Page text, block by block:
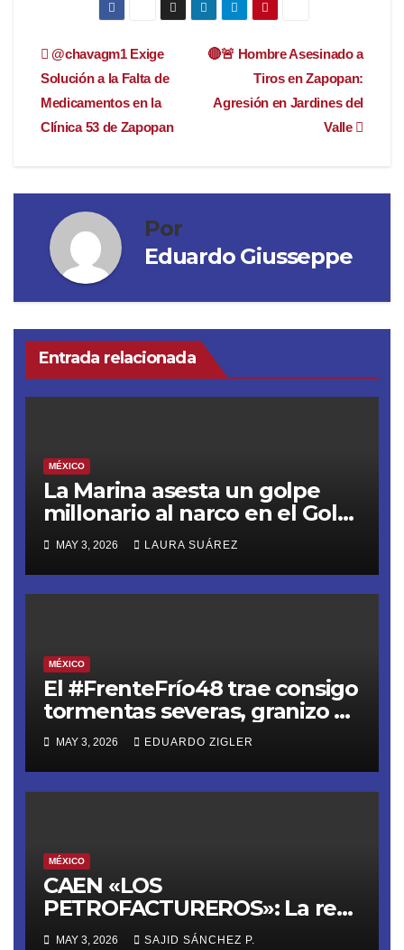
Navegación
de
entradas
🔴🚨 Hombre Asesinado a
Tiros en Zapopan:
Agresión en Jardines del
Valle
@chavagm1 Exige
Solución a la Falta de
Medicamentos en la
Clínica 53 de Zapopan
Por
Eduardo Giusseppe
Entrada relacionada
MÉXICO
La Marina asesta un golpe
millonario al narco en el Golfo
de Tehuantepec
MAY 3, 2026 LAURA SUÁREZ
MÉXICO
El #FrenteFrío48 trae consigo
tormentas severas, granizo y
riesgo de inundaciones
MAY 3, 2026 EDUARDO ZIGLER
MÉXICO
CAEN «LOS
PETROFACTUREROS»: La red
criminal que lavaba dinero
MAY 3, 2026 SAJID SÁNCHEZ P.